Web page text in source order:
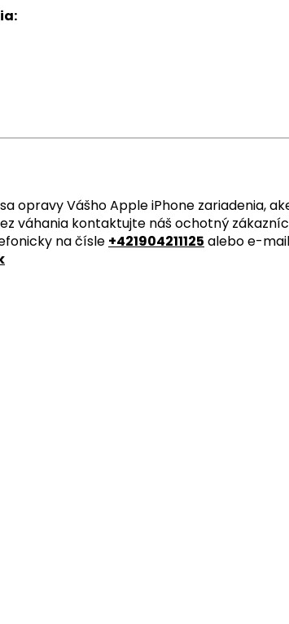
opravy Vášho Apple iPhone zariadenia,
váhania kontaktujte náš ochotný
na čísle +421904211125 alebo e-